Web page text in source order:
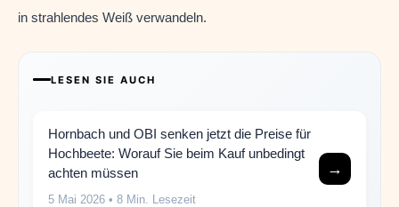
in strahlendes Weiß verwandeln.
LESEN SIE AUCH
Hornbach und OBI senken jetzt die Preise für
Hochbeete: Worauf Sie beim Kauf unbedingt
achten müssen
5 Mai 2026 • 8 Min. Lesezeit
→